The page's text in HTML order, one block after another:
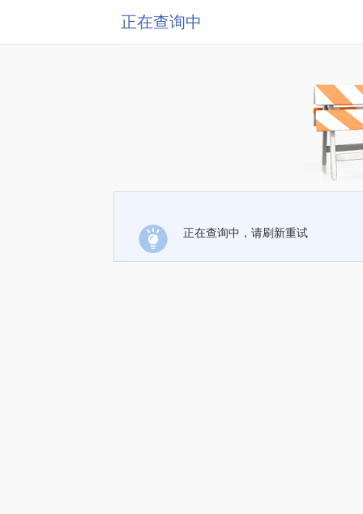
正在查询中
正在查询中，请刷新重试